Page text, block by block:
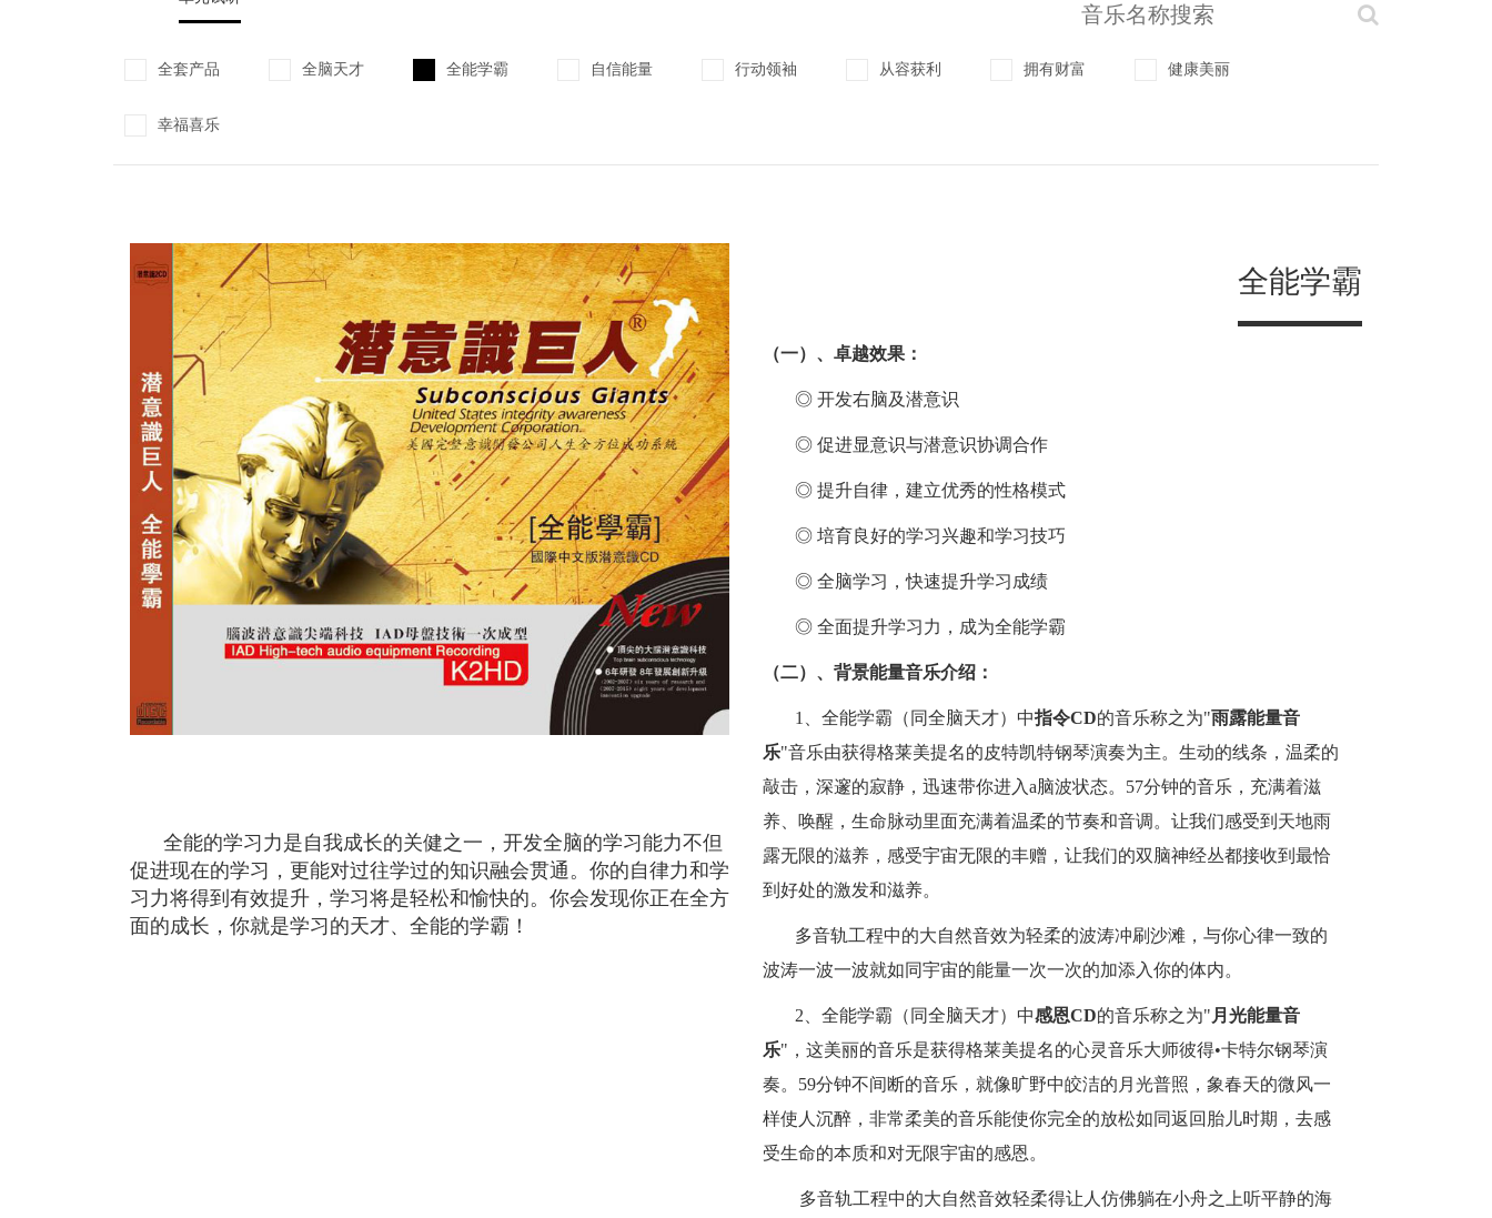
全套产品 全脑天才 全能学霸 自信能量 行动领袖 从容获利 拥有财富 健康美丽
幸福喜乐
全能的学习力是自我成长的关健之一，开发全脑的学习能力不但
促进现在的学习，更能对过往学过的知识融会贯通。你的自律力和学
习力将得到有效提升，学习将是轻松和愉快的。你会发现你正在全方
面的成长，你就是学习的天才、全能的学霸！
全能学霸
（一）、卓越效果：
◎ 开发右脑及潜意识
◎ 促进显意识与潜意识协调合作
◎ 提升自律，建立优秀的性格模式
◎ 培育良好的学习兴趣和学习技巧
◎ 全脑学习，快速提升学习成绩
◎ 全面提升学习力，成为全能学霸
（二）、背景能量音乐介绍：
1 、全能学霸（同全脑天才）中指令CD的音乐称之为"雨露能量音
乐"音乐由获得格莱美提名的皮特凯特钢琴演奏为主。生动的线条，温柔的
敲击，深邃的寂静，迅速带你进入a脑波状态。 57分钟的音乐，充满着滋
养、唤醒，生命脉动里面充满着温柔的节奏和音调。让我们感受到天地雨
露无限的滋养，感受宇宙无限的丰赠，让我们的双脑神经丛都接收到最恰
到好处的激发和滋养。
多音轨工程中的大自然音效为轻柔的波涛冲刷沙滩，与你心律一致的
波涛一波一波就如同宇宙的能量一次一次的加添入你的体内。
2 、全能学霸（同全脑天才）中感恩CD的音乐称之为" 月光能量音
乐" ，这美丽的音乐是获得格莱美提名的心灵音乐大师彼得•卡特尔钢琴演
奏。 59分钟不间断的音乐，就像旷野中皎洁的月光普照，象春天的微风一
样使人沉醉，非常柔美的音乐能使你完全的放松如同返回胎儿时期，去感
受生命的本质和对无限宇宙的感恩。
多音轨工程中的大自然音效轻柔得让人仿佛躺在小舟之上听平静的海